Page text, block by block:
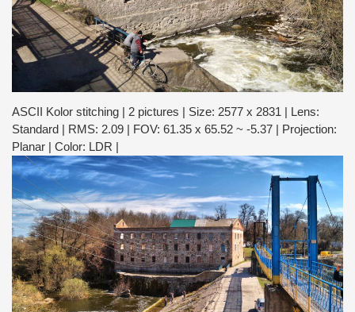
ASCII Kolor stitching | 2 pictures | Size: 2577 x 2831 | Lens:
Standard | RMS: 2.09 | FOV: 61.35 x 65.52 ~ -5.37 | Projection:
Planar | Color: LDR |